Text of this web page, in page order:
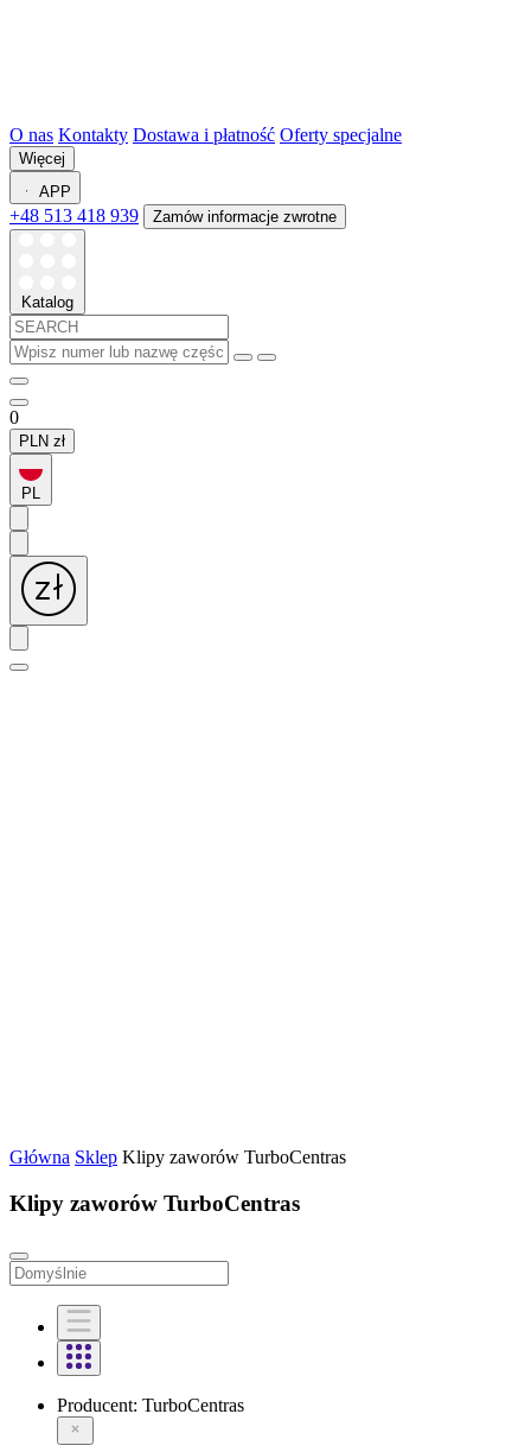
O nas Kontakty Dostawa i płatność Oferty specjalne
Więcej
APP
+48 513 418 939 Zamów informacje zwrotne
Katalog
0
PLN zł
PL
Główna Sklep Klipy zaworów TurboCentras
Klipy zaworów TurboCentras
Producent: TurboCentras